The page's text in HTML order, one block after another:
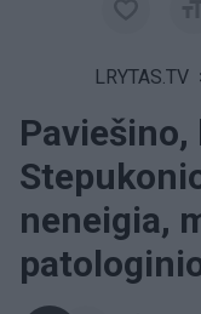
LRYTAS.TV
Paviešino,
neneigia,